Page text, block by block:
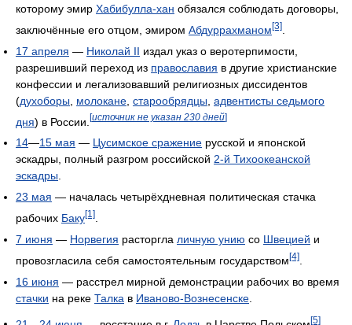
которому эмир Хабибулла-хан обязался соблюдать договоры,
заключённые его отцом, эмиром Абдуррахманом[3]
17 апреля — Николай II издал указ о веротерпимости,
разрешивший переход из православия в другие христианские
конфессии и легализовавший религиозных диссидентов
(духоборы молокане старообрядцы адвентисты седьмого
дня) в России. [источник не указан 230 дней]
14—15 мая — Цусимское сражение русской и японской
эскадры, полный разгром российской 2-й Тихоокеанской
эскадры.
23 мая — началась четырёхдневная политическая стачка
рабочих Баку[1]
7 июня — Норвегия расторгла личную унию со Швецией и
провозгласила себя самостоятельным государством[4]
16 июня — расстрел мирной демонстрации рабочих во время
стачки на реке Талка в Иваново-Вознесенске
[5]